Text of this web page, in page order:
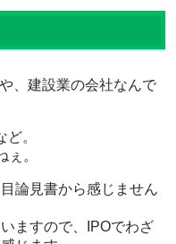
、建設業の会社なんで
。
。
論見書から感じません
ますので、IPOでわざ